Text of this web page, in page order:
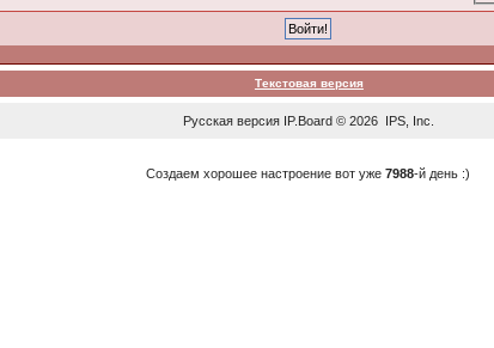
Текстовая версия
Русская версия IP.Board© 2026 IPS, Inc
Создаем хорошее настроение вот уже7988-й день :)